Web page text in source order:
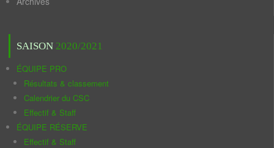
SAISON 2020/2021
ÉQUIPE PRO
Résultats & classement
Calendrier du CSC
Effectif & Staff
ÉQUIPE RÉSERVE
Effectif & Staff